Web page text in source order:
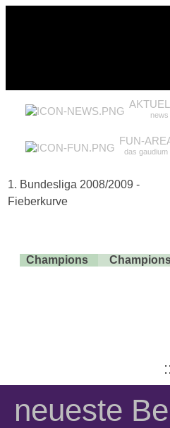
news
FUN-
das gaudium
1. Bundesliga 2008/2009 -
Fieberkurve
Champions
neueste